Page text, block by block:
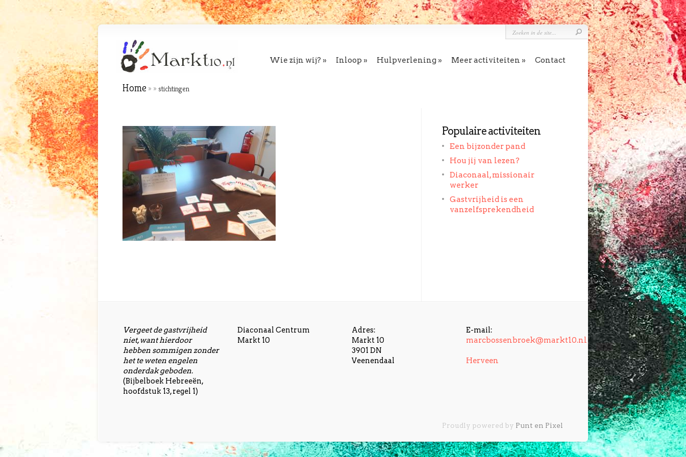
Wie zijn wij? » Inloop » Hulpverlening » Meer activiteiten » Contact
Home » » stichtingen
Populaire activiteiten
Een bijzonder pand
Hou jij van lezen?
Diaconaal, missionair
werker
Gastvrijheid is een
vanzelfsprekendheid
Vergeet de gastvrijheid
niet, want hierdoor
hebben sommigen zonder
het te weten engelen
onderdak geboden.
(Bijbelboek Hebreeën,
hoofdstuk 13, regel 1)
Diaconaal Centrum
Markt 10
Adres:
Markt 10
3901 DN
Veenendaal
E-mail:
marcbossenbroek@markt10.nl
Herveen
Proudly powered by Punt en Pixel